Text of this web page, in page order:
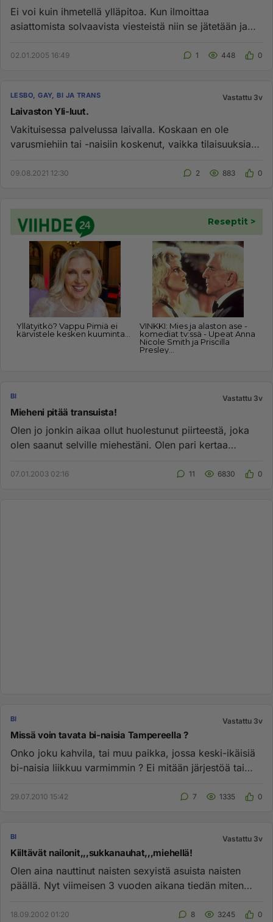
Ei voi kuin ihmetellä ylläpitoa. Kun ilmoittaa
asiattomista solvaavista viesteistä niin se jätetään ja
02.01.2005 16:49 1 448 0
LESBO, GAY, BI JA TRANS Vastattu 3v
Laivaston Yli-luut.
Vakituisessa palvelussa laivalla. Koskaan en ole
varusmiehiin tai -naisiin koskenut, vaikka tilaisuuksia
09.08.2021 12:30 2 883 0
BI Vastattu 3v
Mieheni pitää transuista!
Olen jo jonkin aikaa ollut huolestunut piirteestä, joka
olen saanut selville miehestäni. Olen pari kertaa
07.01.2003 02:16 11 6830 0
BI Vastattu 3v
Missä voin tavata bi-naisia Tampereella ?
Onko joku kahvila, tai muu paikka, jossa keski-ikäisiä
bi-naisia liikkuu varmimmin ? Ei mitään järjestöä tai
29.07.2010 15:42 7 1335 0
BI Vastattu 3v
Kiiltävät nailonit,,,sukkanauhat,,,miehellä!
Olen aina nauttinut naisten sexyistä asuista naisten
päällä. Nyt viimeisen 3 vuoden aikana tiedän miten
18.09.2002 01:20 8 3245 0